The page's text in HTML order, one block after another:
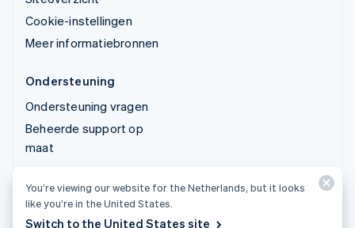
Cookie-instellingen
Meer informatiebronnen
Ondersteuning
Ondersteuning vragen
Beheerde support op
maat
© 2026 Stripe, LLC
You’re viewing our website for the Netherlands, but it looks
like you’re in the United States.
Switch to the United States site